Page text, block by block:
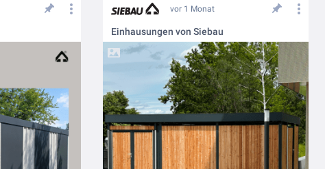
vor 1 Monat
Einhausungen von Siebau